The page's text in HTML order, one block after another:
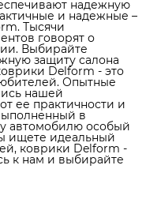
надежную
и надежные –
Тысячи
говорят о
Выбирайте
защиту салона
Delform - это
Опытные
нашей
ее практичности и
в
автомобилю особый
ищете идеальный
коврики Delform -
к нам и выбирайте